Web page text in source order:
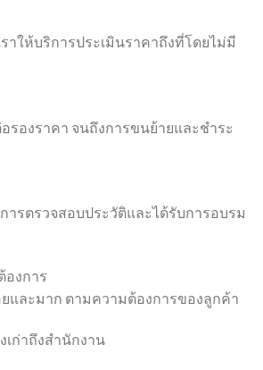
าให้บริการประเมินราคาถึงที่โดยไม่มี
รองราคา จนถึงการขนย้ายและชำระ
รตรวจสอบประวัติและได้รับการอบรม
องการ
และมาก ตามความต้องการของลูกค้า
ก่าถึงสำนักงาน